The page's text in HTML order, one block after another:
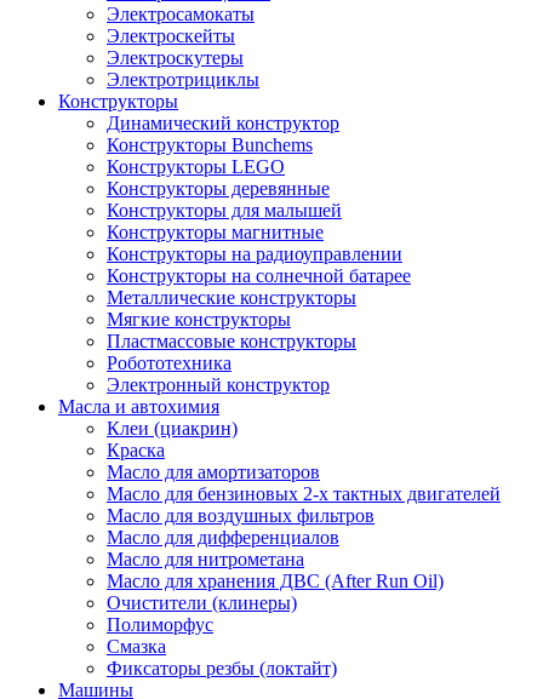
Электросамокаты
Электроскейты
Электроскутеры
Электротрициклы
Конструкторы
Динамический конструктор
Конструкторы Bunchems
Конструкторы LEGO
Конструкторы деревянные
Конструкторы для малышей
Конструкторы магнитные
Конструкторы на радиоуправлении
Конструкторы на солнечной батарее
Металлические конструкторы
Мягкие конструкторы
Пластмассовые конструкторы
Робототехника
Электронный конструктор
Масла и автохимия
Клеи (циакрин)
Краска
Масло для амортизаторов
Масло для бензиновых 2-х тактных двигателей
Масло для воздушных фильтров
Масло для дифференциалов
Масло для нитрометана
Масло для хранения ДВС (After Run Oil)
Очистители (клинеры)
Полиморфус
Смазка
Фиксаторы резбы (локтайт)
Машины